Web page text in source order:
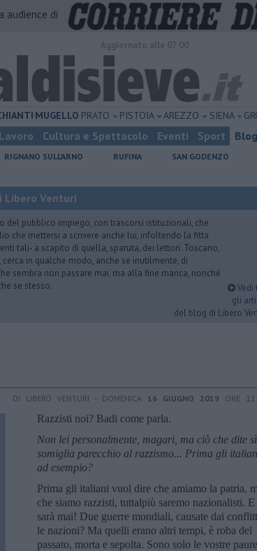
audience di
MUGELLO PRATO PISTOIA AREZZO SIENA
Lavoro Cultura e Spettacolo Eventi Sport Blog
RIGNANO SULL'ARNO RUFINA SAN GODENZO
Libero Venturi
del pubblico impiego, con trascorsi istituzionali, che
che mettersi a scrivere anche lui, infoltendo la fitta
tali- a scapito di quella, sparuta, dei lettori. Toscano,
in qualche modo, anche se inutilmente, di
sembra non passare mai, ma alla fine manca, nonché
se stesso.
Vedi
gli
del blog di Libero
DI LIBERO VENTURI - DOMENICA 16 GIUGNO 2019 ORE
Razzisti noi? Badi come parla.
Non lei personalmente, magari, ma ciò che dite
somiglia parecchio al razzismo... Prima gli
ad esempio?
Prima gli italiani vuol dire che amiamo la patria,
che siamo razzisti, tuttalpiù saremo nazionalisti. E
sarà mai! Due guerre mondiali, causate dai
le nazioni? Ma quelli erano altri tempi, è roba del
passato, morta e sepolta. Sono solo le vostre